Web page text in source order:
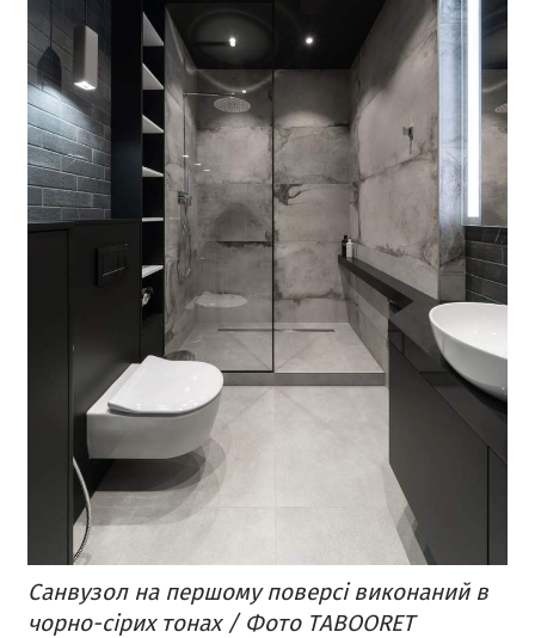
Санвузол на першому поверсі виконаний в
чорно-сірих тонах / Фото TABOORET